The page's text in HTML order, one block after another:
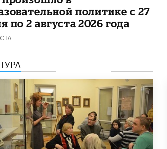
политике с 27
по 2 августа 2026 года